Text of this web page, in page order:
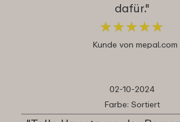
dafür."
★★★★★
★★★★★
Kunde von mepal.com
02-10-2024
Farbe: Sortiert